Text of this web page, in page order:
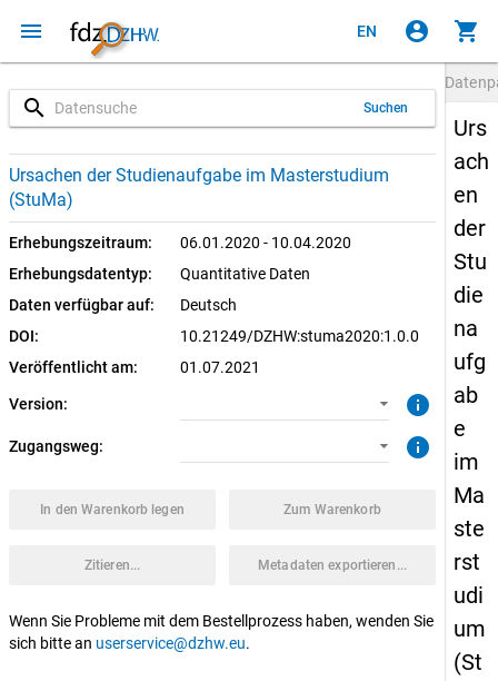
menu EN account_circle shopping_cart
search Suchen
Ursachen der Studienaufgabe im Masterstudium
(StuMa)
Erhebungszeitraum:
06.01.2020 - 10.04.2020
Erhebungsdatentyp:
Quantitative Daten
Daten verfügbar auf:
Deutsch
DOI:
10.21249/DZHW:stuma2020:1.0.0
Veröffentlicht am:
01.07.2021
Version:
1.0.0 (aktuell)
info
Zugangsweg:
CUF: Download
SUF: Download
SUF: Remote-Desktop
info
In den Warenkorb legen Zum Warenkorb
Zitieren... Metadaten exportieren...
Wenn Sie Probleme mit dem Bestellprozess haben, wenden Sie
sich bitte an userservice@dzhw.eu.
Urs
ach
en
der
Stu
die
na
ufg
ab
e
im
Ma
ste
rst
udi
um
(St